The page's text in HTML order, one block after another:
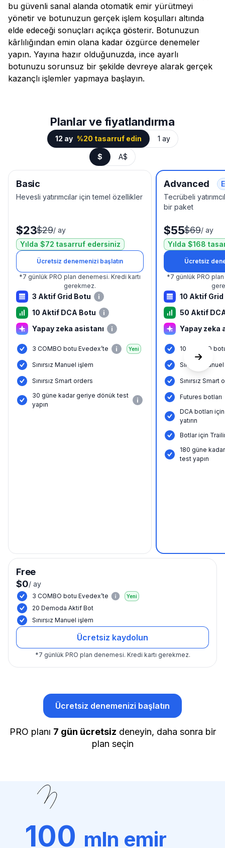
bu güvenli sanal alanda otomatik emir yürütmeyi
yönetir ve botunuzun gerçek işlem koşulları altında
elde edeceği sonuçları açıkça gösterir. Botunuzun
kârlılığından emin olana kadar özgürce denemeler
yapın. Yayına hazır olduğunuzda, ince ayarlı
botunuzu sorunsuz bir şekilde devreye alarak gerçek
kazançlı işlemler yapmaya başlayın.
Planlar ve fiyatlandırma
12 ay %20 tasarruf edin 1 ay
$ A$
Basic
Hevesli yatırımcılar için temel özellikler
$23$29/ ay
Yılda $72 tasarruf edersiniz
Ücretsiz denemenizi başlatın
*7 günlük PRO plan denemesi. Kredi kartı
gerekmez.
3 Aktif Grid Botu
10 Aktif DCA Botu
Yapay zeka asistanı
3 COMBO botu Evedex’te Yeni
Sınırsız Manuel işlem
Sınırsız Smart orders
30 güne kadar geriye dönük test
yapın
Advanced
Tecrübeli
bir paket
$55$69/ ay
Yılda $168
Ücretsiz
*7 günlük PRO
10 Aktif
50 Aktif
Yapay zeka
10 COMBO
Sınırsız
Sınırsız Smart
Futures botları
DCA botları
yatırın
Botlar için
180 güne
test yapın
Free
$0/ ay
3 COMBO botu Evedex’te Yeni
20 Demoda Aktif Bot
Sınırsız Manuel işlem
Ücretsiz kaydolun
*7 günlük PRO plan denemesi. Kredi kartı gerekmez.
Ücretsiz denemenizi başlatın
PRO planı 7 gün ücretsiz deneyin, daha sonra bir
plan seçin
100 mln emir